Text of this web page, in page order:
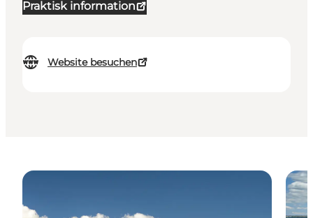
Praktisk information
Website besuchen